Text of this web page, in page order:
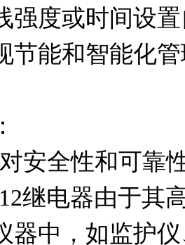
强度或时间设
节能和智能化
继电器由于其
器中，如监护